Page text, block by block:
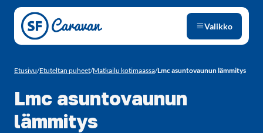
Siirry sivun sisältöön
Valikko
Etusivu/Etuteltan puheet/Matkailu kotimaassa/Lmc asuntovaunun lämmitys
Lmc asuntovaunun
lämmitys